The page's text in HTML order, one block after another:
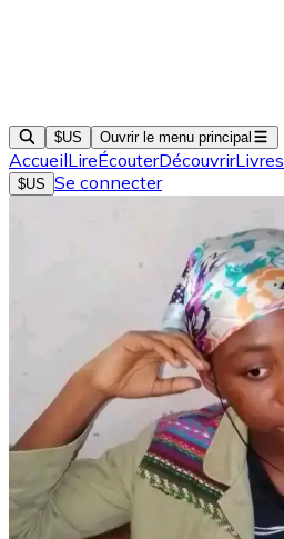
$US Ouvrir le menu principal
AccueilLireÉcouterDécouvrirLivres
$US Se connecter